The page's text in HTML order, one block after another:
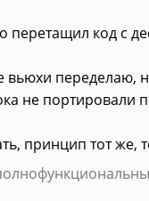
перетащил код с
переделаю,
не портировали
принцип тот же,